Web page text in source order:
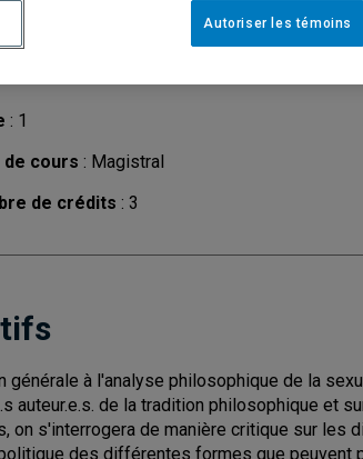
: 1
de cours : Magistral
de crédits : 3
générale à l'analyse philosophique de la
auteur.e.s. de la tradition philosophique et
on s'interrogera de manière critique sur les
des différentes formes que peuvent
Autoriser les témoins